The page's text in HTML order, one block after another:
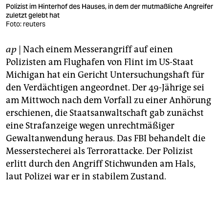
veranstaltungen
shop
fragen & hilfe
unterstützen
abo
genossenschaft
epaper login
Polizist im Hinterhof des Hauses, in dem der mutmaßliche Angreifer
zuletzt gelebt hat
Foto: reuters
ap | Nach einem Messerangriff auf einen
Polizisten am Flughafen von Flint im US-Staat
Michigan hat ein Gericht Untersuchungshaft für
den Verdächtigen angeordnet. Der 49-Jährige sei
am Mittwoch nach dem Vorfall zu einer Anhörung
erschienen, die Staatsanwaltschaft gab zunächst
eine Strafanzeige wegen unrechtmäßiger
Gewaltanwendung heraus. Das FBI behandelt die
Messerstecherei als Terrorattacke. Der Polizist
erlitt durch den Angriff Stichwunden am Hals,
laut Polizei war er in stabilem Zustand.